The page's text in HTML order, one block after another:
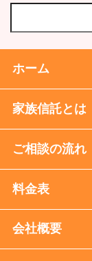
ホーム
家族信託とは
ご相談の流れ
料金表
会社概要